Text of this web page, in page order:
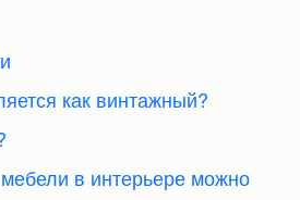
как винтажный?
в интерьере можно